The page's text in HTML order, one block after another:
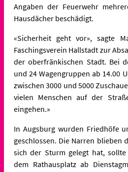
Angaben der Feuerwehr
Hausdächer beschädigt.
«Sicherheit geht vor», sagte
Faschingsverein Hallstadt zur
der oberfränkischen Stadt. Bei
und 24 Wagengruppen ab 14.00
zwischen 3000 und 5000
vielen Menschen auf der
eingehen.»
In Augsburg wurden Friedhöfe
geschlossen. Die Narren blieben
sich der Sturm gelegt hat,
dem Rathausplatz ab